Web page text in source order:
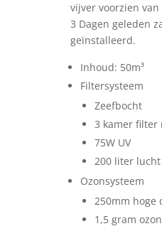
vijver voorzien
3 Dagen geleden
geïnstalleerd.
Inhoud: 50m³
Filtersysteem
Zeefbocht
3 kamer filter
75W UV
200 liter
Ozonsysteem
250mm hoge
1,5 gram